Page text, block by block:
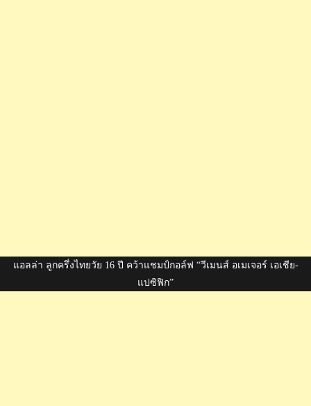
แอลล่า ลูกครึ่งไทยวัย 16 ปี คว้าแชมป์กอล์ฟ “วีเมนส์ อเมเจอร์ เอเชีย-
แปซิฟิก”